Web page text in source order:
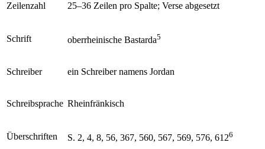
Zeilenzahl 25–36 Zeilen pro Spalte; Verse abgesetzt
Schrift oberrheinische Bastarda5
Schreiber ein Schreiber namens Jordan
Schreibsprache Rheinfränkisch
Überschriften S. 2, 4, 8, 56, 367, 560, 567, 569, 576, 6126